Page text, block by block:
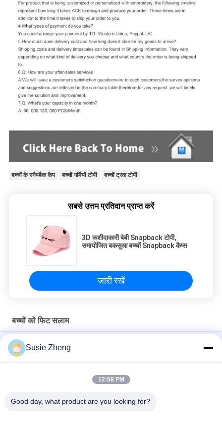
बच्चों के स्नैपबैक कैप बच्चों गर्मियों टोपी बच्चों ट्रक टोपी
सबसे उत्तम प्रतिदान प्राप्त करें
3D कशीदाकारी बेबी Snapback टोपी,
समायोजित बकसुआ बच्चों Snapback कैप्स
जारी रखें
बच्चों को फिट सलाम
टिकाऊ बच्चों स्पाइडर मैन बेसबॉल कैप कूल डिजाइन बच्चा लड़का बेसबॉल कैप्स
ऐस हैडवियर लड़कों ने सलाम 6 पैनल बेसबॉल कैप 100% कपास
3D कशीदाकारी बेबी Snapback टोपी, समायोजित बकसुआ बच्चों Snapback
Susie Zheng
12:58 PM
Good day, what product are you looking for?